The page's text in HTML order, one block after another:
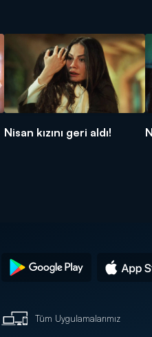
Nisan kızını geri aldı!
Tüm Uygulamalarımız